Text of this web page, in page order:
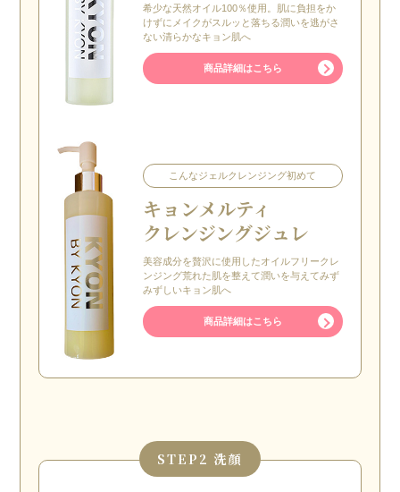
希少な天然オイル100％使用。肌に負担をか
けずにメイクがスルッと落ちる潤いを逃がさ
ない清らかなキョン肌へ
商品詳細はこちら
こんなジェルクレンジング初めて
キョンメルティ
クレンジングジュレ
美容成分を贅沢に使用したオイルフリークレ
ンジング荒れた肌を整えて潤いを与えてみず
みずしいキョン肌へ
商品詳細はこちら
STEP 2 洗顔